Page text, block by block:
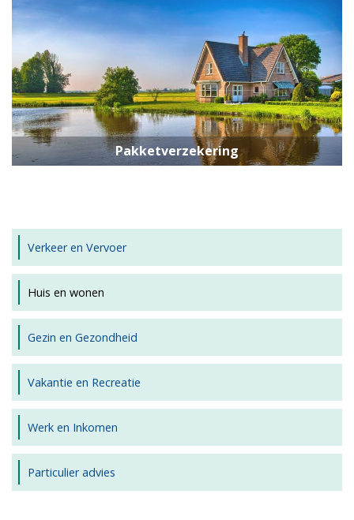
Pakketverzekering
Verkeer en Vervoer
Huis en wonen
Gezin en Gezondheid
Vakantie en Recreatie
Werk en Inkomen
Particulier advies